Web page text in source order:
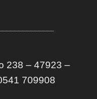
238 – 47923 –
709908